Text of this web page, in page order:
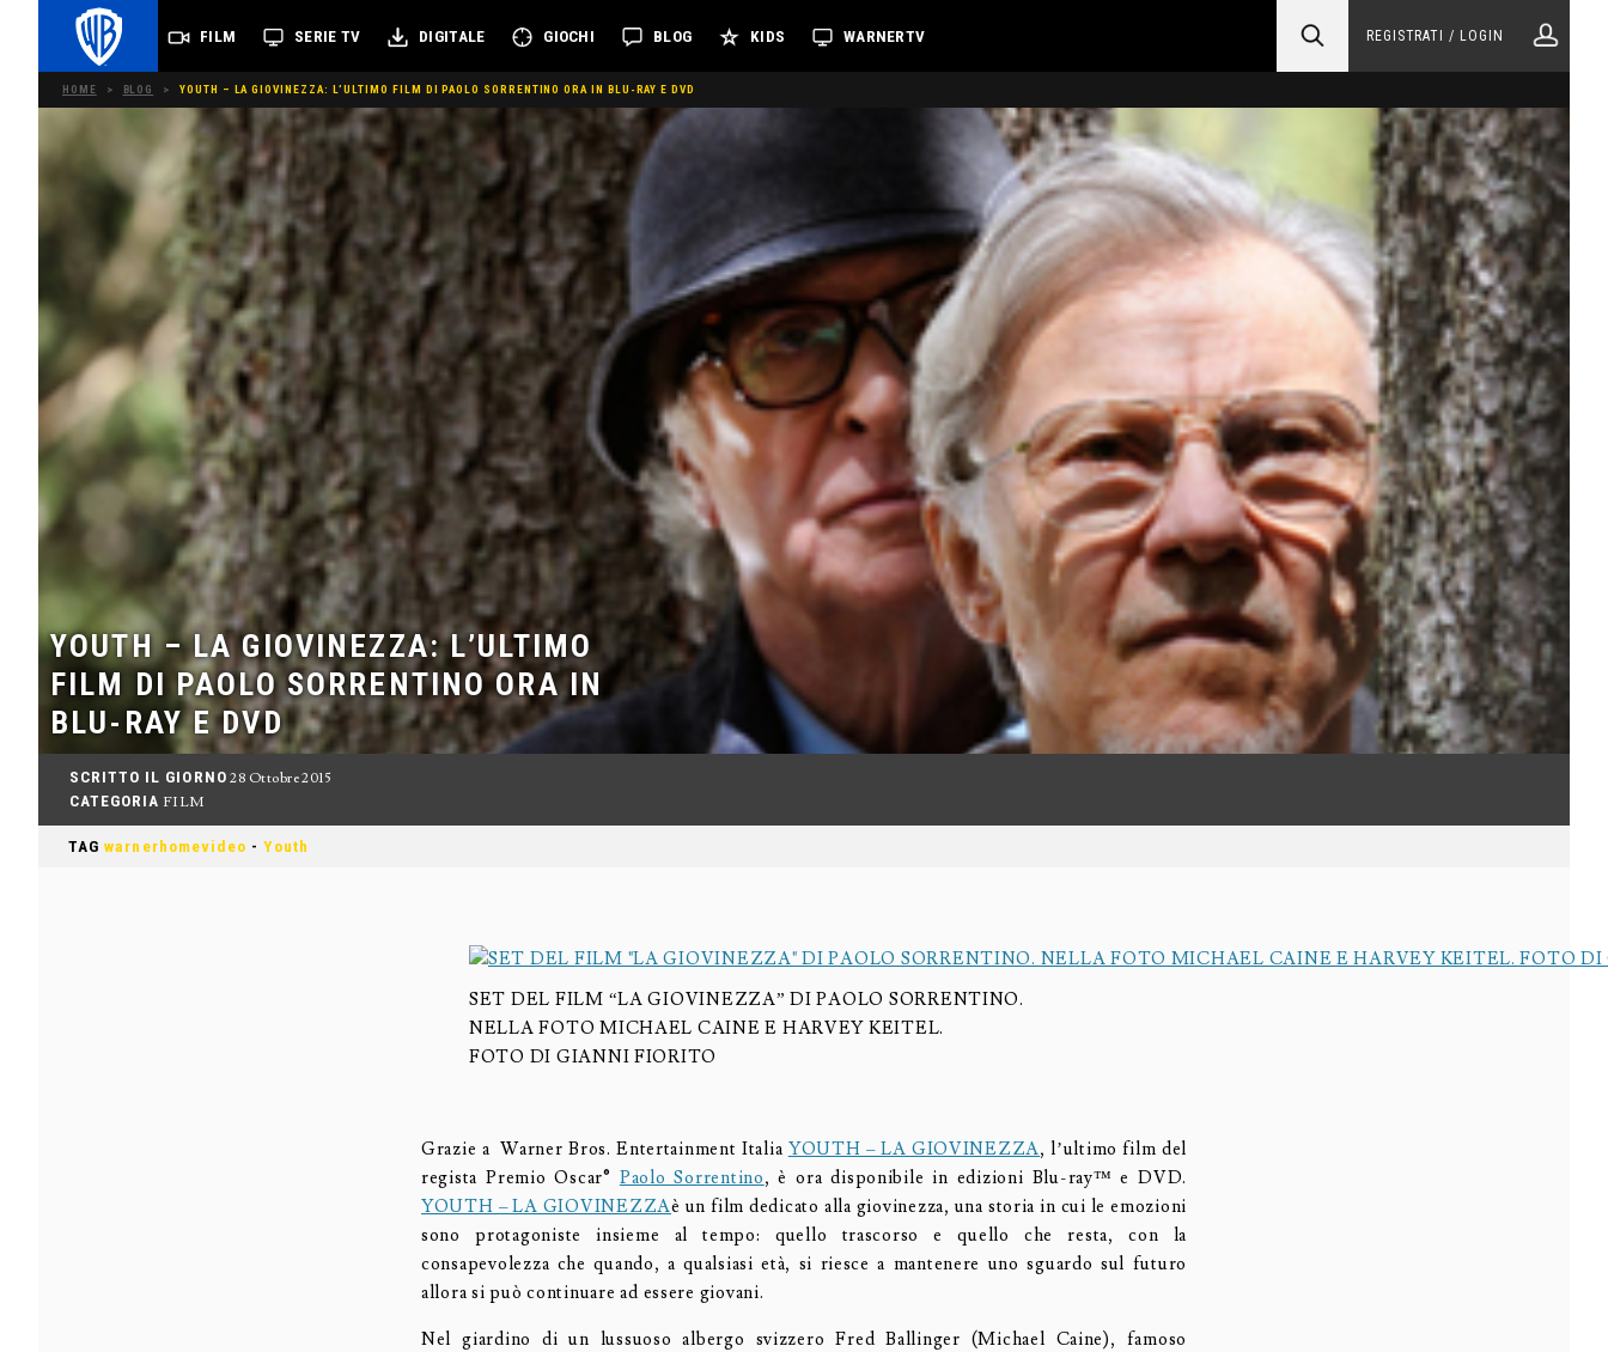
FILM SERIE TV DIGITALE GIOCHI BLOG KIDS WARNERTV REGISTRATI / LOGIN
HOME > BLOG > YOUTH – LA GIOVINEZZA: L’ULTIMO FILM DI PAOLO SORRENTINO ORA IN BLU-RAY E DVD
YOUTH – LA GIOVINEZZA: L’ULTIMO
FILM DI PAOLO SORRENTINO ORA IN
BLU-RAY E DVD
SCRITTO IL GIORNO 28 Ottobre 2015
CATEGORIA FILM
TAGwarnerhomevideo -Youth
SET DEL FILM “LA GIOVINEZZA” DI PAOLO SORRENTINO.
NELLA FOTO MICHAEL CAINE E HARVEY KEITEL.
FOTO DI GIANNI FIORITO
Grazie a Warner Bros. Entertainment Italia YOUTH – LA GIOVINEZZA, l’ultimo film del
regista Premio Oscar® Paolo Sorrentino, è ora disponibile in edizioni Blu-ray™ e DVD.
YOUTH – LA GIOVINEZZAè un film dedicato alla giovinezza, una storia in cui le emozioni
sono protagoniste insieme al tempo: quello trascorso e quello che resta, con la
consapevolezza che quando, a qualsiasi età, si riesce a mantenere uno sguardo sul futuro
allora si può continuare ad essere giovani.
Nel giardino di un lussuoso albergo svizzero Fred Ballinger (Michael Caine), famoso